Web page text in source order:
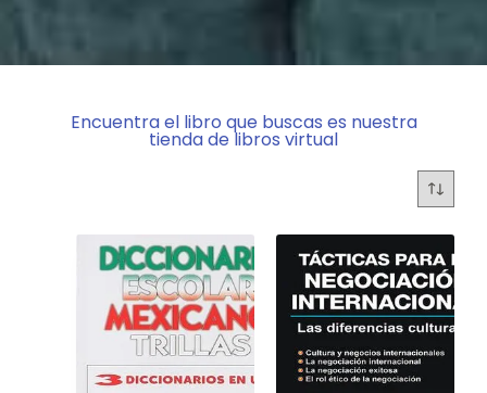
Encuentra el libro que buscas es nuestra
tienda de libros virtual